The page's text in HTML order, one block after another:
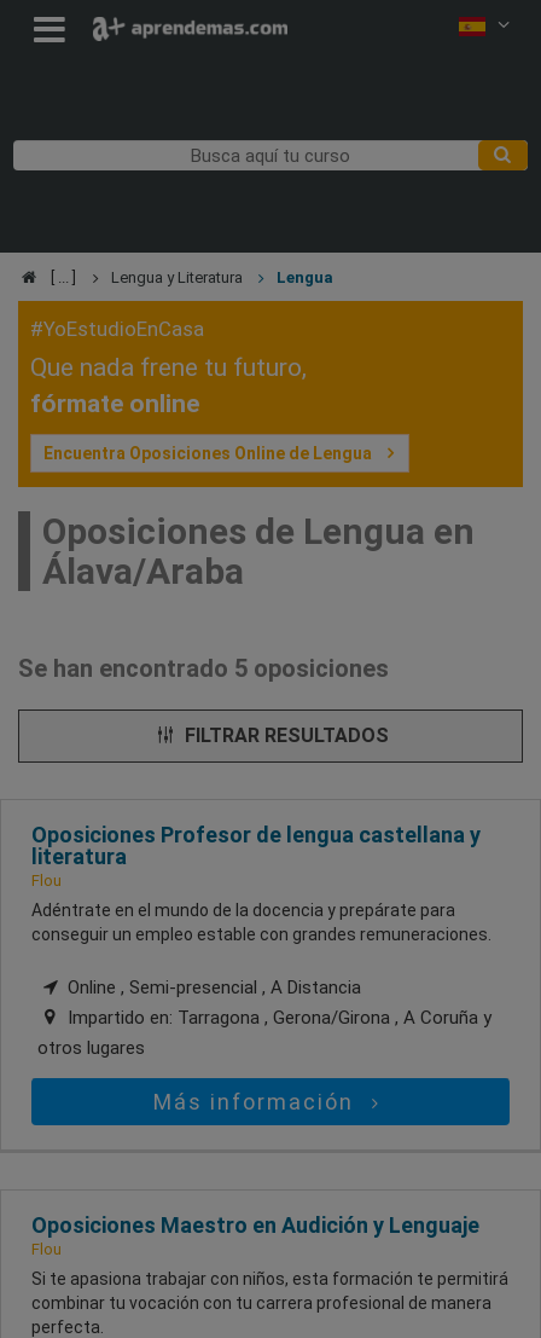
Lengua y Literatura Lengua
#YoEstudioEnCasa
Que nada frene tu futuro,
fórmate online
Encuentra Oposiciones Online de Lengua
Oposiciones de Lengua en
Álava/Araba
Se han encontrado 5 oposiciones
FILTRAR RESULTADOS
Oposiciones Profesor de lengua castellana y
literatura
Flou
Adéntrate en el mundo de la docencia y prepárate para
conseguir un empleo estable con grandes remuneraciones.
Online , Semi-presencial , A Distancia
Impartido en: Tarragona , Gerona/Girona , A Coruña y
otros lugares
Más información
Oposiciones Maestro en Audición y Lenguaje
Flou
Si te apasiona trabajar con niños, esta formación te permitirá
combinar tu vocación con tu carrera profesional de manera
perfecta.